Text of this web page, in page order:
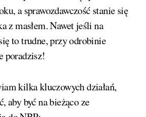
a sprawozdawczość stanie się
z masłem. Nawet jeśli na
to trudne, przy odrobinie
poradzisz!
kilka kluczowych działań,
aby być na bieżąco ze